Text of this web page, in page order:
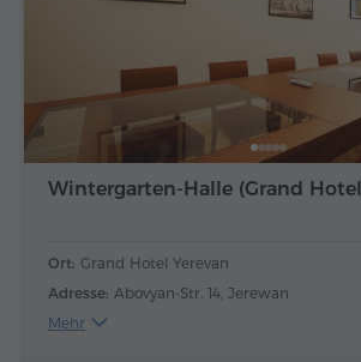
Wintergarten-Halle (Grand Hotel
Ort: Grand Hotel Yerevan
Adresse: Abovyan-Str. 14, Jerewan
Mehr